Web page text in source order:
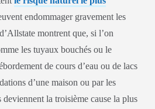
endommager gravement les
montrent que, si l’on
les tuyaux bouchés ou le
de cours d’eau ou de lacs
d’une maison ou par les
la troisième cause la plus